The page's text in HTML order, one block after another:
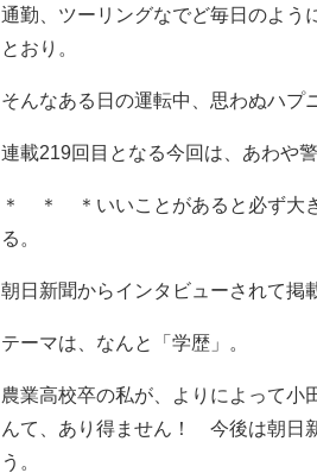
通勤、ツーリングなでど毎日のよう
とおり。
そんなある日の運転中、思わぬハプ
連載219回目となる今回は、あわや
＊ ＊ ＊いいことがあると必ず大
る。
朝日新聞からインタビューされて掲
テーマは、なんと「学歴」。
農業高校卒の私が、よりによって小
んて、あり得ません！ 今後は朝日
う。